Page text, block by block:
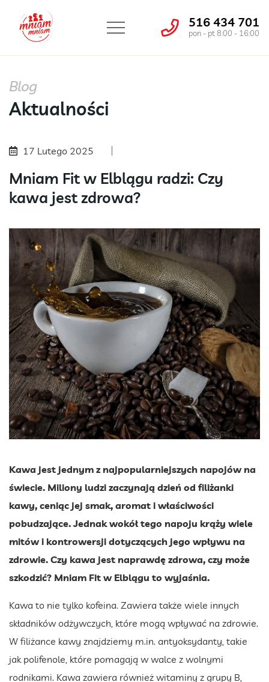
516 434 701
pon - pt 8:00 - 16:00
Blog
Aktualności
17 Lutego 2025
Mniam Fit w Elblągu radzi: Czy
kawa jest zdrowa?
Kawa jest jednym z najpopularniejszych napojów na
świecie. Miliony ludzi zaczynają dzień od filiżanki
kawy, ceniąc jej smak, aromat i właściwości
pobudzające. Jednak wokół tego napoju krąży wiele
mitów i kontrowersji dotyczących jego wpływu na
zdrowie. Czy kawa jest naprawdę zdrowa, czy może
szkodzić? Mniam Fit w Elblągu to wyjaśnia.
Kawa to nie tylko kofeina. Zawiera także wiele innych
składników odżywczych, które mogą wpływać na zdrowie.
W filiżance kawy znajdziemy m.in. antyoksydanty, takie
jak polifenole, które pomagają w walce z wolnymi
rodnikami. Kawa zawiera również witaminy z grupy B,